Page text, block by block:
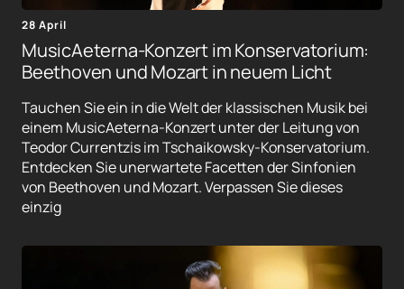
28 April
MusicAeterna-Konzert im Konservatorium:
Beethoven und Mozart in neuem Licht
Tauchen Sie ein in die Welt der klassischen Musik bei
einem MusicAeterna-Konzert unter der Leitung von
Teodor Currentzis im Tschaikowsky-Konservatorium.
Entdecken Sie unerwartete Facetten der Sinfonien
von Beethoven und Mozart. Verpassen Sie dieses
einzig